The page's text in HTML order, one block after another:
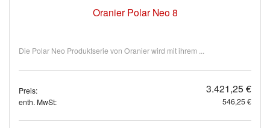
Oranier Polar Neo 8
Die Polar Neo Produktserie von Oranier wird mit ihrem ...
Preis: 3.421,25 €
enth. MwSt: 546,25 €